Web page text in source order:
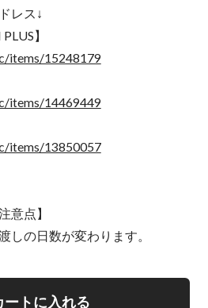
レス↓
PLUS】
items/15248179
items/14469449
items/13850057
意点】
の日数が変わります。
ートに入れる